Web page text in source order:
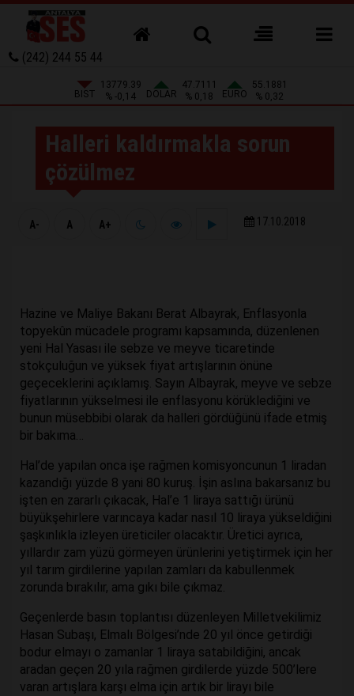
(242) 244 55 44
BIST
13779.39
% -0,14
DOLAR
47.7111
% 0,18
EURO
55.1881
% 0,32
Halleri kaldırmakla sorun
çözülmez
A- A A+ 17.10.2018
Hazine ve Maliye Bakanı Berat Albayrak, Enflasyonla
topyekûn mücadele programı kapsamında, düzenlenen
yeni Hal Yasası ile sebze ve meyve ticaretinde
stokçuluğun ve yüksek fiyat artışlarının önüne
geçeceklerini açıklamış. Sayın Albayrak, meyve ve sebze
fiyatlarının yükselmesi ile enflasyonu körüklediğini ve
bunun müsebbibi olarak da halleri gördüğünü ifade etmiş
bir bakıma…
Hal’de yapılan onca işe rağmen komisyoncunun 1 liradan
kazandığı yüzde 8 yani 80 kuruş. İşin aslına bakarsanız bu
işten en zararlı çıkacak, Hal’e 1 liraya sattığı ürünü
büyükşehirlere varıncaya kadar nasıl 10 liraya yükseldiğini
şaşkınlıkla izleyen üreticiler olacaktır. Üretici ayrıca,
yıllardır zam yüzü görmeyen ürünlerini yetiştirmek için her
yıl tarım girdilerine yapılan zamları da kabullenmek
zorunda bırakılır, ama gıkı bile çıkmaz.
Geçenlerde basın toplantısı düzenleyen Milletvekilimiz
Hasan Subaşı, Elmalı Bölgesi’nde 20 yıl önce getirdiği
bodur elmayı o zamanlar 1 liraya satabildiğini, ancak
aradan geçen 20 yıla rağmen girdilerde yüzde 500’lere
varan artışlara karşı elma için artık bir lirayı bile